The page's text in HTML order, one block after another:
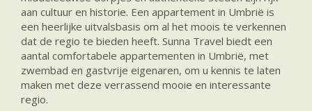
aan cultuur en historie. Een appartement in Umbrië is
een heerlijke uitvalsbasis om al het moois te verkennen
dat de regio te bieden heeft. Sunna Travel biedt een
aantal comfortabele appartementen in Umbrië, met
zwembad en gastvrije eigenaren, om u kennis te laten
maken met deze verrassend mooie en interessante
regio.